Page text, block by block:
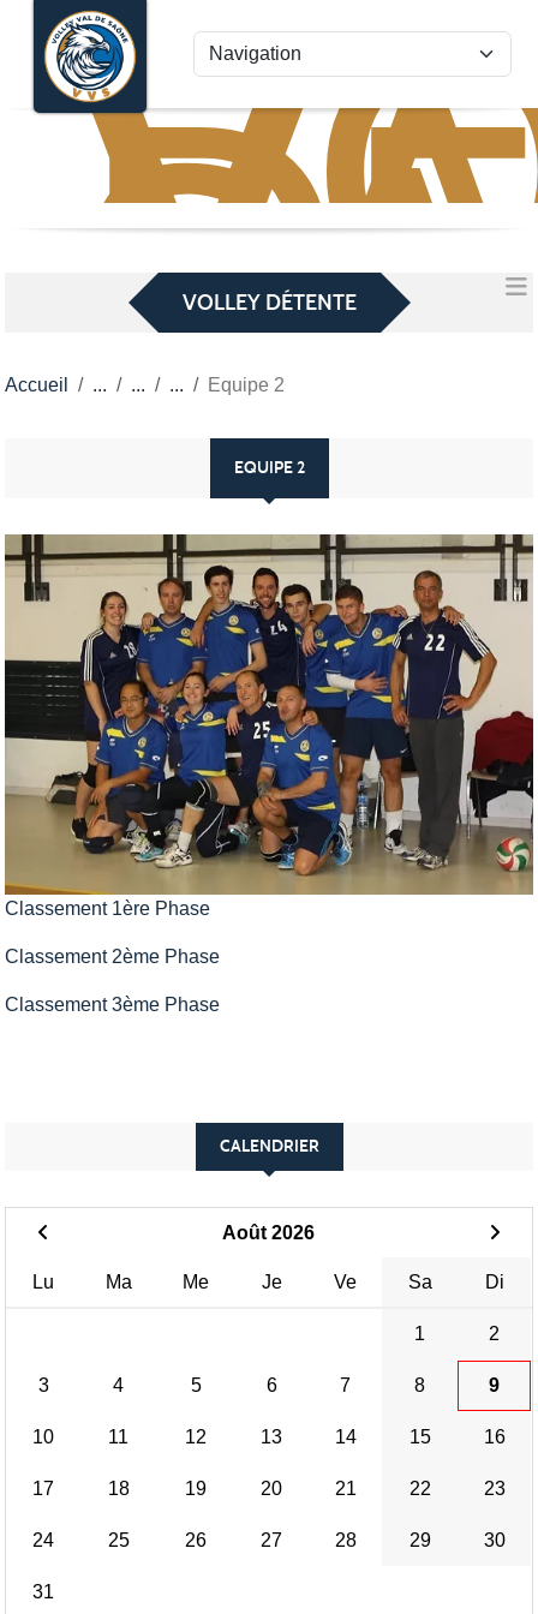
VOLLEY DÉTENTE
Accueil Equipe 2
EQUIPE 2
Classement 1ère Phase
Classement 2ème Phase
Classement 3ème Phase
CALENDRIER
Août 2026
Lu Ma Me Je Ve Sa Di
1 2
3 4 5 6 7 8 9
10 11 12 13 14 15 16
17 18 19 20 21 22 23
24 25 26 27 28 29 30
31
Panneau de gestion des cookies